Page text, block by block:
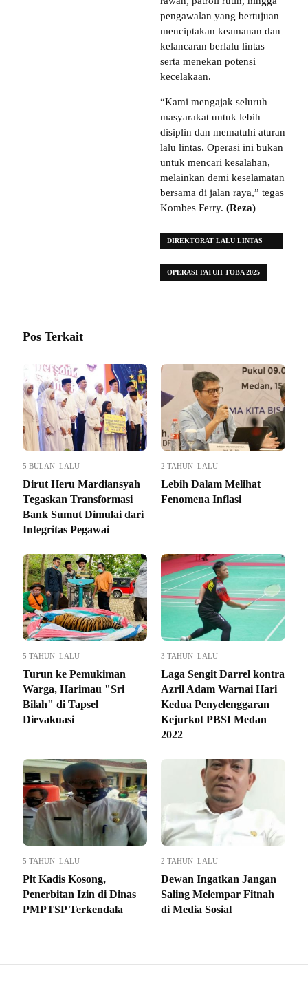
pengawalan yang bertujuan
menciptakan keamanan dan
kelancaran berlalu lintas
serta menekan potensi
kecelakaan.
“Kami mengajak seluruh
masyarakat untuk lebih
disiplin dan mematuhi aturan
lalu lintas. Operasi ini bukan
untuk mencari kesalahan,
melainkan demi keselamatan
bersama di jalan raya,” tegas
Kombes Ferry. (Reza)
DIREKTORAT LALU LINTAS
OPERASI PATUH TOBA 2025
Pos Terkait
5 BULAN LALU
Dirut Heru Mardiansyah
Tegaskan Transformasi
Bank Sumut Dimulai dari
Integritas Pegawai
2 TAHUN LALU
Lebih Dalam Melihat
Fenomena Inflasi
5 TAHUN LALU
Turun ke Pemukiman
Warga, Harimau "Sri
Bilah" di Tapsel
Dievakuasi
3 TAHUN LALU
Laga Sengit Darrel kontra
Azril Adam Warnai Hari
Kedua Penyelenggaran
Kejurkot PBSI Medan
2022
5 TAHUN LALU
Plt Kadis Kosong,
Penerbitan Izin di Dinas
PMPTSP Terkendala
2 TAHUN LALU
Dewan Ingatkan Jangan
Saling Melempar Fitnah
di Media Sosial